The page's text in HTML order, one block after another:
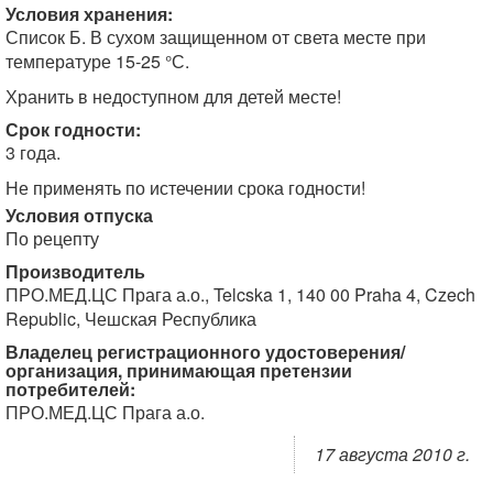
Условия хранения:
Список Б. В сухом защищенном от света месте при
температуре 15-25 °С.
Хранить в недоступном для детей месте!
Срок годности:
3 года.
Не применять по истечении срока годности!
Условия отпуска
По рецепту
Производитель
ПРО.МЕД.ЦС Прага а.о., Telcska 1, 140 00 Praha 4, Czech
Republic, Чешская Республика
Владелец регистрационного удостоверения/
организация, принимающая претензии
потребителей:
ПРО.МЕД.ЦС Прага а.о.
17 августа 2010 г.